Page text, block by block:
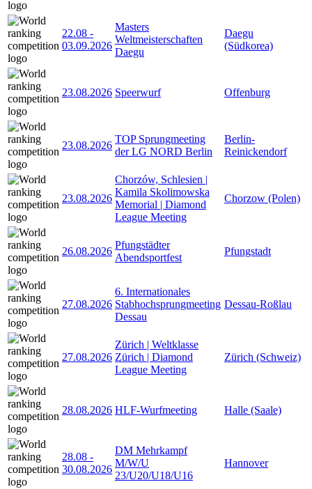
22.08 -
03.09.2026
Masters
Weltmeisterschaften
Daegu
Daegu
(Südkorea)
23.08.2026 Speerwurf Offenburg
23.08.2026
TOP Sprungmeeting
der LG NORD Berlin
Berlin-
Reinickendorf
23.08.2026
Chorzów, Schlesien |
Kamila Skolimowska
Memorial | Diamond
League Meeting
Chorzow (Polen)
26.08.2026
Pfungstädter
Abendsportfest
Pfungstadt
27.08.2026
6. Internationales
Stabhochsprungmeeting
Dessau
Dessau-Roßlau
27.08.2026
Zürich | Weltklasse
Zürich | Diamond
League Meeting
Zürich (Schweiz)
28.08.2026 HLF-Wurfmeeting Halle (Saale)
28.08 -
30.08.2026
DM Mehrkampf
M/W/U
23/U20/U18/U16
Hannover